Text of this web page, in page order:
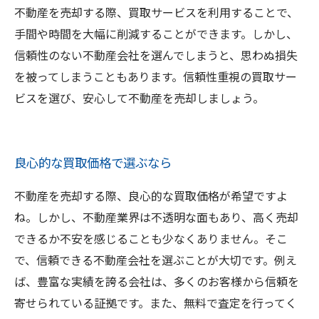
不動産を売却する際、買取サービスを利用することで、
手間や時間を大幅に削減することができます。しかし、
信頼性のない不動産会社を選んでしまうと、思わぬ損失
を被ってしまうこともあります。信頼性重視の買取サー
ビスを選び、安心して不動産を売却しましょう。
良心的な買取価格で選ぶなら
不動産を売却する際、良心的な買取価格が希望ですよ
ね。しかし、不動産業界は不透明な面もあり、高く売却
できるか不安を感じることも少なくありません。そこ
で、信頼できる不動産会社を選ぶことが大切です。例え
ば、豊富な実績を誇る会社は、多くのお客様から信頼を
寄せられている証拠です。また、無料で査定を行ってく